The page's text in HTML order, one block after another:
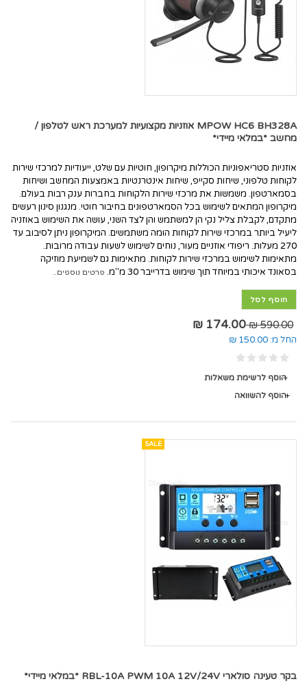
MPOW HC6 BH328A אוזניות מקצועיות למערכת ראש לטלפון /
מחשב *במלאי מיידי*
אוזניות סטריאפוניות הכוללות מיקרופון, חוטיות עם שלט, ייעודיות למרכזי שירות
לקוחות טלפוני, שיחות סקייפ, שיחות אינטרנטיות באמצעות המחשב ושיחות
בסמארטפון. משמשות את מרכזי שירות הלקוחות בחברות ענק רבות בעולם.
מיקרופון המתאים לשימוש בכל הסמארטפונים בחיבור חוטי. מנגנון סינון רעשים
מתקדם, לקבלת צליל נקי הן למשתמש והן לצד השני, עושה את השימוש באוזניה
ליעיל ביותר במרכזי שירות לקוחות הומה משתמשים. המיקרופון ניתן לסיבוב עד
270 מעלות. ריפודי אוזניים מעור, נוחים לשימוש לשעות עבודה מרובות.
מתאימות לשימוש במרכזי שירות לקוחות. מתאימות גם לשמיעת מוזיקה
בסאונד איכותי במיוחד תוך שימוש בדרייבר 30 מ"מ.
פרטים נוספים..
הוסף לסל
590.00 ₪
174.00 ₪
החל מ: 150.00 ₪
הוסף לרשימת משאלות
הוסף להשוואה
SALE
בקר טעינה סולארי RBL-10A PWM 10A 12V/24V *במלאי מיידי*